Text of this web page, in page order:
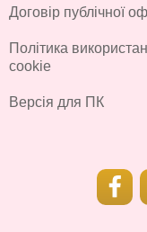
Договір публічної
Політика
cookie
Версія для ПК